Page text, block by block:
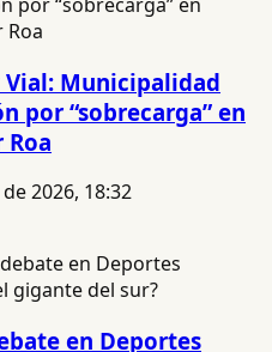
Vial: Municipalidad
por “sobrecarga” en
Roa
2026, 18:32
en Deportes